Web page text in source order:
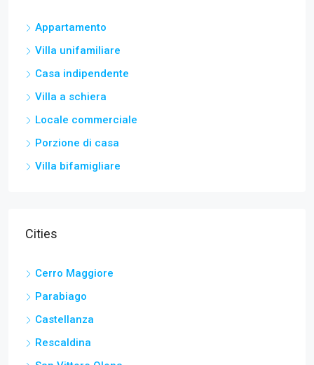
Appartamento
Villa unifamiliare
Casa indipendente
Villa a schiera
Locale commerciale
Porzione di casa
Villa bifamigliare
Cities
Cerro Maggiore
Parabiago
Castellanza
Rescaldina